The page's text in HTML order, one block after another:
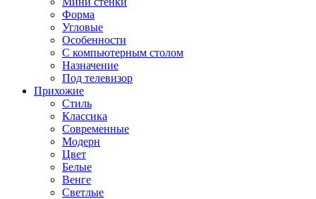
Форма
Угловые
Особенности
С компьютерным столом
Назначение
Под телевизор
Прихожие
Стиль
Классика
Современные
Модерн
Цвет
Белые
Венге
Светлые